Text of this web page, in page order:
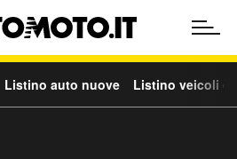
Listino auto nuove Listino veicoli